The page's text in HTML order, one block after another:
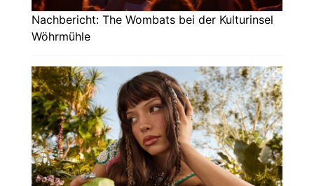
Nachbericht: The Wombats bei der Kulturinsel
Wöhrmühle